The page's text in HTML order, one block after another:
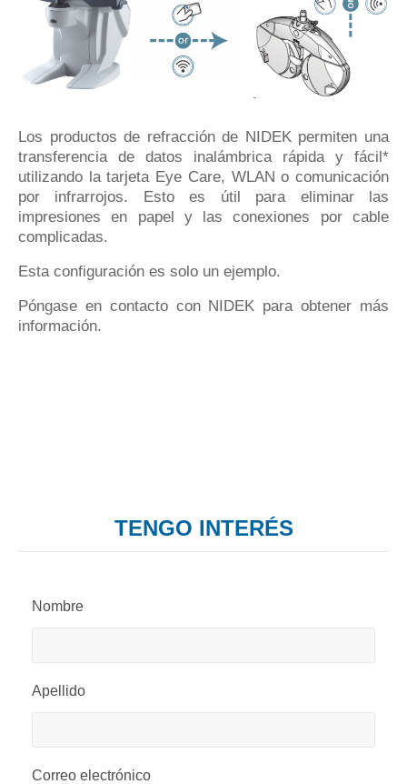
Los productos de refracción de NIDEK permiten una
transferencia de datos inalámbrica rápida y fácil*
utilizando la tarjeta Eye Care, WLAN o comunicación
por infrarrojos.
Esto es útil para eliminar las
impresiones en papel y las conexiones por cable
complicadas.
Esta configuración es solo un ejemplo.
Póngase en contacto con NIDEK para obtener más
información.
TENGO INTERÉS
Nombre
Apellido
Correo electrónico